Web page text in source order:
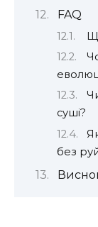
FAQ
суші?
без